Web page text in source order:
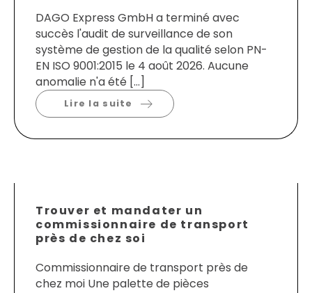
DAGO Express GmbH a terminé avec
succès l'audit de surveillance de son
système de gestion de la qualité selon PN-
EN ISO 9001:2015 le 4 août 2026. Aucune
anomalie n'a été […]
Lire la suite
Trouver et mandater un
commissionnaire de transport
près de chez soi
Commissionnaire de transport près de
chez moi Une palette de pièces